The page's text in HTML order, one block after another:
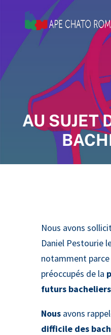
AU SUJET
Nous avons
Daniel Pestourie
notamment
préoccupés de la
futurs
Nousavons
difficile des